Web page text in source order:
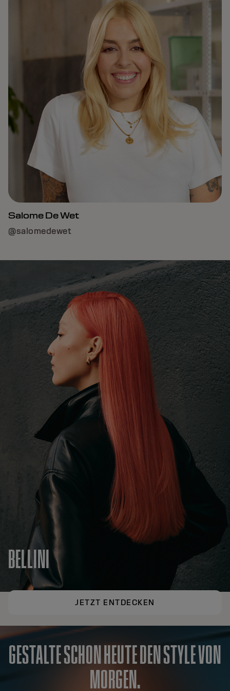
Salome De Wet
@salomedewet
BELLINI
JETZT ENTDECKEN
GESTALTE SCHON HEUTE DEN STYLE VON
MORGEN.